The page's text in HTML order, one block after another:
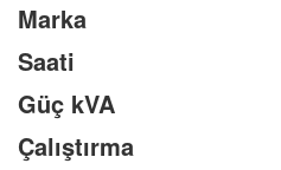
Marka
Saati
Güç kVA
Çalıştırma